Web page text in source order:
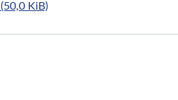
(50,0 KiB)